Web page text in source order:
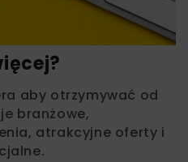
aby otrzymywać od
branżowe,
atrakcyjne oferty i